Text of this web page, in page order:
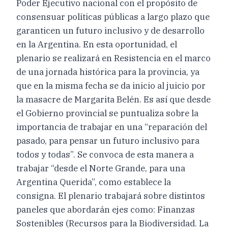
Poder Ejecutivo nacional con el propósito de
consensuar políticas públicas a largo plazo que
garanticen un futuro inclusivo y de desarrollo
en la Argentina. En esta oportunidad, el
plenario se realizará en Resistencia en el marco
de una jornada histórica para la provincia, ya
que en la misma fecha se da inicio al juicio por
la masacre de Margarita Belén. Es así que desde
el Gobierno provincial se puntualiza sobre la
importancia de trabajar en una “reparación del
pasado, para pensar un futuro inclusivo para
todos y todas”. Se convoca de esta manera a
trabajar “desde el Norte Grande, para una
Argentina Querida”, como establece la
consigna. El plenario trabajará sobre distintos
paneles que abordarán ejes como: Finanzas
Sostenibles (Recursos para la Biodiversidad. La